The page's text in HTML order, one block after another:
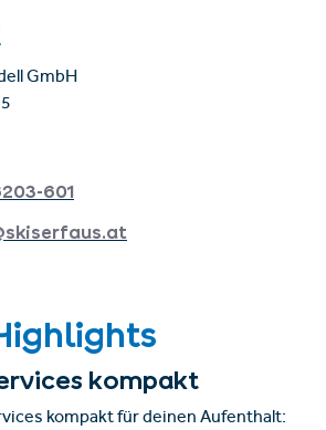
GmbH
601
kompakt
kompakt für deinen Aufenthalt: